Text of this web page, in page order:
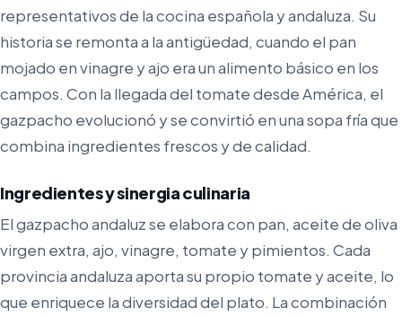
representativos de la cocina española y andaluza. Su
historia se remonta a la antigüedad, cuando el pan
mojado en vinagre y ajo era un alimento básico en los
campos. Con la llegada del tomate desde América, el
gazpacho evolucionó y se convirtió en una sopa fría que
combina ingredientes frescos y de calidad.
Ingredientes y sinergia culinaria
El gazpacho andaluz se elabora con pan, aceite de oliva
virgen extra, ajo, vinagre, tomate y pimientos. Cada
provincia andaluza aporta su propio tomate y aceite, lo
que enriquece la diversidad del plato. La combinación